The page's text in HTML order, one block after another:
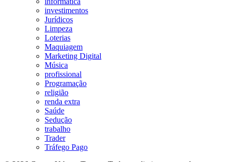
investimentos
Jurídicos
Limpeza
Loterias
Maquiagem
Marketing Digital
Música
profissional
Programação
religião
renda extra
Saúde
Sedução
trabalho
Trader
Tráfego Pago